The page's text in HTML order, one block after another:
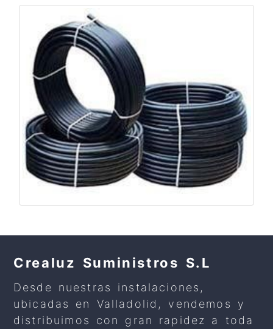
Crealuz Suministros S.L
Desde nuestras instalaciones,
ubicadas en Valladolid, vendemos y
distribuimos con gran rapidez a toda